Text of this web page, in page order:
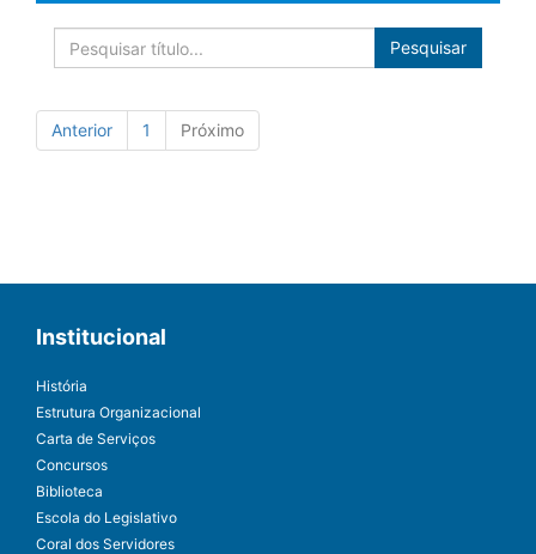
Pesquisar
Anterior 1 Próximo
Institucional
História
Estrutura Organizacional
Carta de Serviços
Concursos
Biblioteca
Escola do Legislativo
Coral dos Servidores